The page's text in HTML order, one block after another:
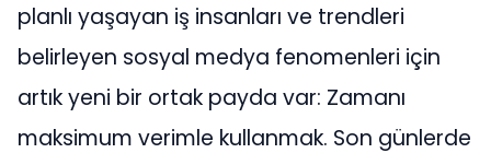
planlı yaşayan iş insanları ve trendleri
belirleyen sosyal medya fenomenleri için
artık yeni bir ortak payda var: Zamanı
maksimum verimle kullanmak. Son günlerde